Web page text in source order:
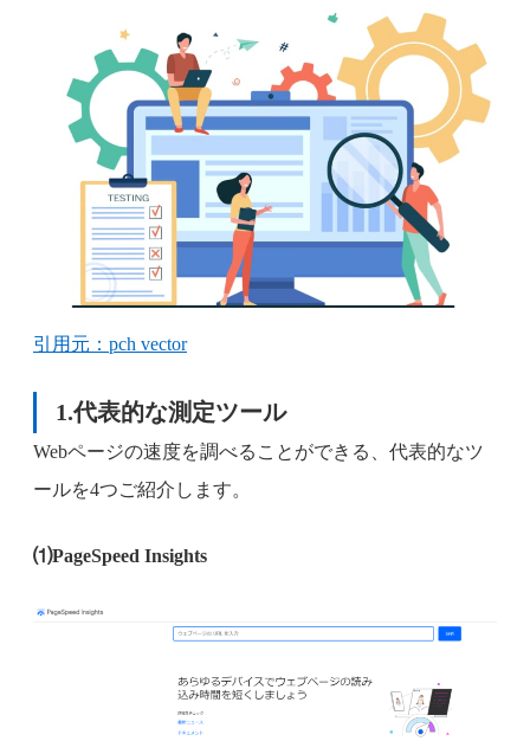
引用元：pch vector
1.代表的な測定ツール
Webページの速度を調べることができる、代表的なツ
ールを4つご紹介します。
⑴PageSpeed Insights